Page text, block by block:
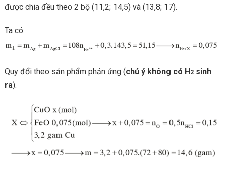
được chia đều theo 2 bộ (11,2; 14,5) và (13,8; 17).
Ta có:
Quy đổi theo sản phẩm phản ứng (chú ý không có H 2sinh
ra).